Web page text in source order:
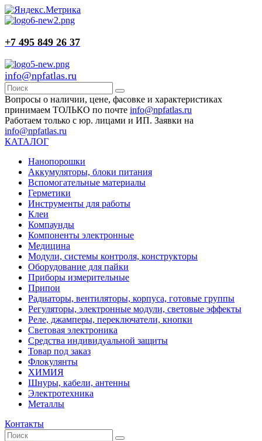
+7 495 849 26 37
info@npfatlas.ru
Вопросы о наличии, цене, фасовке и характеристиках
принимаем ТОЛЬКО по почте info@npfatlas.ru
Работаем только с юр. лицами и ИП. Заявки на
info@npfatlas.ru
КАТАЛОГ
Нанопорошки
Аккумуляторы, блоки питания
Вспомогательные материалы
Герметики
Инструменты для работы
Клеи
Компаунды
Компоненты электронные
Медицина
Модули, системы контроля, конструкторы
Оборудование для пайки
Приборы измерительные
Припои
Радиаторы, вентиляторы, корпуса, готовые группы
Регуляторы, электронные модули, световые эффекты
Реле, джамперы, переключатели, кнопки
Световая электроника
Средства индивидуальной защиты
Товар под заказ
Флокулянты
ХИМИЯ
Шнуры, кабели, антенны
Электротехника
Металлы
Контакты